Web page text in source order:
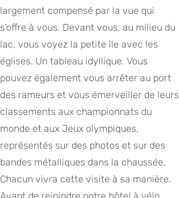
largement compensé par la vue qui
s’offre à vous. Devant vous, au milieu du
lac, vous voyez la petite île avec les
églises. Un tableau idyllique. Vous
pouvez également vous arrêter au port
des rameurs et vous émerveiller de leurs
classements aux championnats du
monde et aux Jeux olympiques,
représentés sur des photos et sur des
bandes métalliques dans la chaussée.
Chacun vivra cette visite à sa manière.
Avant de rejoindre notre hôtel à vélo,